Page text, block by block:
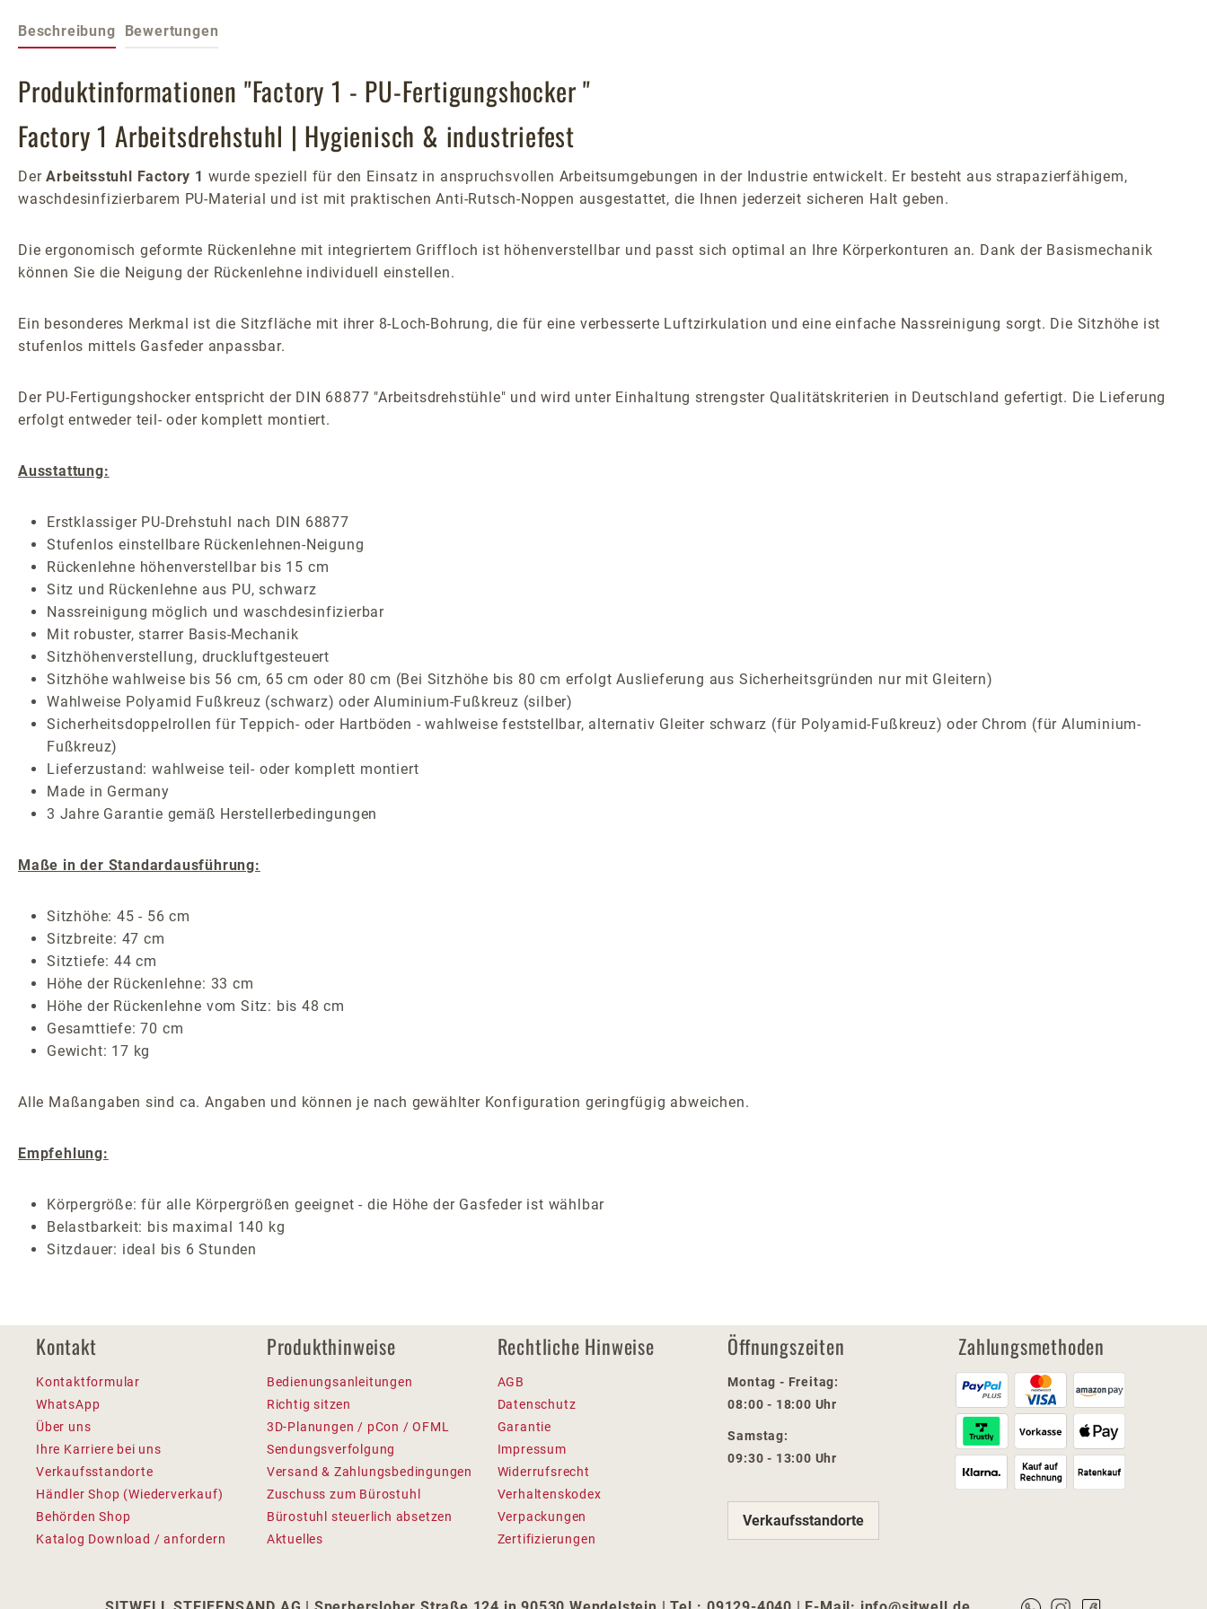
Beschreibung Bewertungen
Produktinformationen "Factory 1 - PU-Fertigungshocker "
Factory 1 Arbeitsdrehstuhl | Hygienisch & industriefest
DerArbeitsstuhl Factory 1 wurde speziell für den Einsatz in anspruchsvollen Arbeitsumgebungen in der Industrie entwickelt. Er besteht aus strapazierfähigem,
waschdesinfizierbarem PU-Material und ist mit praktischen Anti-Rutsch-Noppen ausgestattet, die Ihnen jederzeit sicheren Halt geben.
Die ergonomisch geformte Rückenlehne mit integriertem Griffloch ist höhenverstellbar und passt sich optimal an Ihre Körperkonturen an. Dank der Basismechanik
können Sie die Neigung der Rückenlehne individuell einstellen.
Ein besonderes Merkmal ist die Sitzfläche mit ihrer 8-Loch-Bohrung, die für eine verbesserte Luftzirkulation und eine einfache Nassreinigung sorgt. Die Sitzhöhe ist
stufenlos mittels Gasfeder anpassbar.
Der PU-Fertigungshocker entspricht der DIN 68877 "Arbeitsdrehstühle" und wird unter Einhaltung strengster Qualitätskriterien in Deutschland gefertigt. Die Lieferung
erfolgt entweder teil- oder komplett montiert.
Ausstattung:
Erstklassiger PU-Drehstuhl nach DIN 68877
Stufenlos einstellbare Rückenlehnen-Neigung
Rückenlehne höhenverstellbar bis 15 cm
Sitz und Rückenlehne aus PU, schwarz
Nassreinigung möglich und waschdesinfizierbar
Mit robuster, starrer Basis-Mechanik
Sitzhöhenverstellung, druckluftgesteuert
Sitzhöhe wahlweise bis 56 cm, 65 cm oder 80 cm (Bei Sitzhöhe bis 80 cm erfolgt Auslieferung aus Sicherheitsgründen nur mit Gleitern)
Wahlweise Polyamid Fußkreuz (schwarz) oder Aluminium-Fußkreuz (silber)
Sicherheitsdoppelrollen für Teppich- oder Hartböden - wahlweise feststellbar, alternativ Gleiter schwarz (für Polyamid-Fußkreuz) oder Chrom (für Aluminium-
Fußkreuz)
Lieferzustand: wahlweise teil- oder komplett montiert
Made in Germany
3 Jahre Garantie gemäß Herstellerbedingungen
Maße in der Standardausführung:
Sitzhöhe: 45 - 56 cm
Sitzbreite: 47 cm
Sitztiefe: 44 cm
Höhe der Rückenlehne: 33 cm
Höhe der Rückenlehne vom Sitz: bis 48 cm
Gesamttiefe: 70 cm
Gewicht: 17 kg
Alle Maßangaben sind ca. Angaben und können je nach gewählter Konfiguration geringfügig abweichen.
Empfehlung:
Körpergröße: für alle Körpergrößen geeignet - die Höhe der Gasfeder ist wählbar
Belastbarkeit: bis maximal 140 kg
Sitzdauer: ideal bis 6 Stunden
Kontakt
Kontaktformular
WhatsApp
Über uns
Ihre Karriere bei uns
Verkaufsstandorte
Händler Shop (Wiederverkauf)
Behörden Shop
Katalog Download / anfordern
Produkthinweise
Bedienungsanleitungen
Richtig sitzen
3D-Planungen / pCon / OFML
Sendungsverfolgung
Versand & Zahlungsbedingungen
Zuschuss zum Bürostuhl
Bürostuhl steuerlich absetzen
Aktuelles
Rechtliche Hinweise
AGB
Datenschutz
Garantie
Impressum
Widerrufsrecht
Verhaltenskodex
Verpackungen
Zertifizierungen
Öffnungszeiten
Montag - Freitag:
08:00 - 18:00 Uhr
Samstag:
09:30 - 13:00 Uhr
Verkaufsstandorte
Zahlungsmethoden